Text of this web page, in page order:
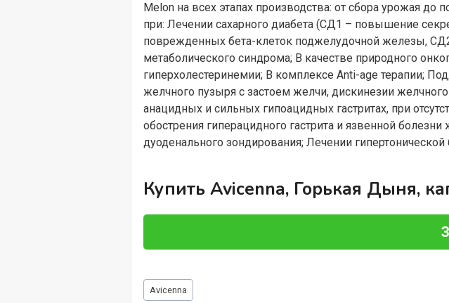
Melon на всех этапах производства: от сбора урожая
при: Лечении сахарного диабета (СД1 – повышение
поврежденных бета-клеток поджелудочной железы,
метаболического синдрома; В качестве природного
гиперхолестеринемии; В комплексе Anti-age терапии;
желчного пузыря с застоем желчи, дискинезии
анацидных и сильных гипоацидных гастритах, при
обострения гиперацидного гастрита и язвенной
дуоденального зондирования; Лечении
Купить Avicenna, Горькая Дыня,
Метки
записи:
Avicenna